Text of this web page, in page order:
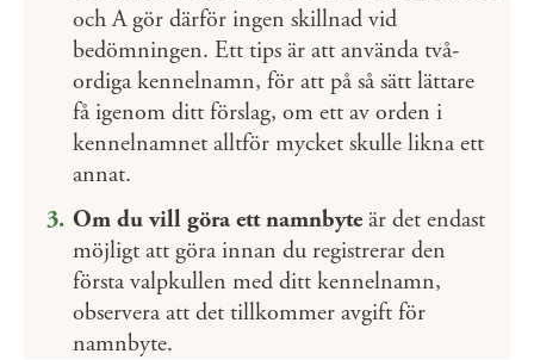
och A gör därför ingen skillnad vid
bedömningen. Ett tips är att använda två-
ordiga kennelnamn, för att på så sätt lättare
få igenom ditt förslag, om ett av orden i
kennelnamnet alltför mycket skulle likna ett
annat.
Om du vill göra ett namnbyteär det endast
möjligt att göra innan du registrerar den
första valpkullen med ditt kennelnamn,
observera att det tillkommer avgift för
namnbyte.